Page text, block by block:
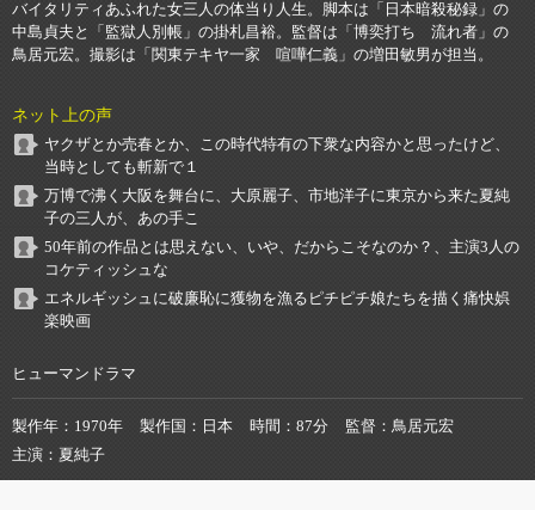
バイタリティあふれた女三人の体当り人生。脚本は「日本暗殺秘録」の
中島貞夫と「監獄人別帳」の掛札昌裕。監督は「博奕打ち 流れ者」の
鳥居元宏。撮影は「関東テキヤ一家 喧嘩仁義」の増田敏男が担当。
ネット上の声
ヤクザとか売春とか、この時代特有の下衆な内容かと思ったけど、
当時としても斬新で１
万博で沸く大阪を舞台に、大原麗子、市地洋子に東京から来た夏純
子の三人が、あの手こ
50年前の作品とは思えない、いや、だからこそなのか？、主演3人の
コケティッシュな
エネルギッシュに破廉恥に獲物を漁るピチピチ娘たちを描く痛快娯
楽映画
ヒューマンドラマ
製作年 1970年 製作国 日本 時間 87分 監督
鳥居元宏
主演
夏純子